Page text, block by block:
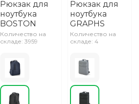
Рюкзак для
ноутбука
BOSTON
Количество на
складе: 3959
Рюкзак для
ноутбука
GRAPHS
Количество на
складе: 4